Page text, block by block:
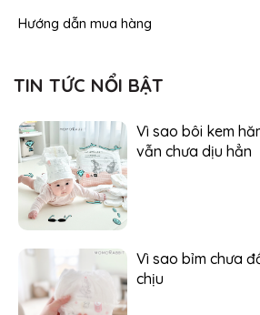
Hướng dẫn mua hàng
TIN TỨC NỔI BẬT
Vì sao bôi kem
vẫn chưa dịu hẳn
Vì sao bỉm chưa
chịu